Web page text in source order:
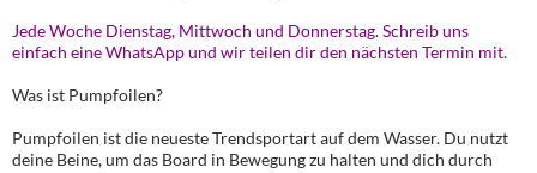
Jede Woche Dienstag, Mittwoch und Donnerstag. Schreib uns
einfach eine WhatsApp und wir teilen dir den nächsten Termin mit.
Was ist Pumpfoilen?
Pumpfoilen ist die neueste Trendsportart auf dem Wasser. Du nutzt
deine Beine, um das Board in Bewegung zu halten und dich durch